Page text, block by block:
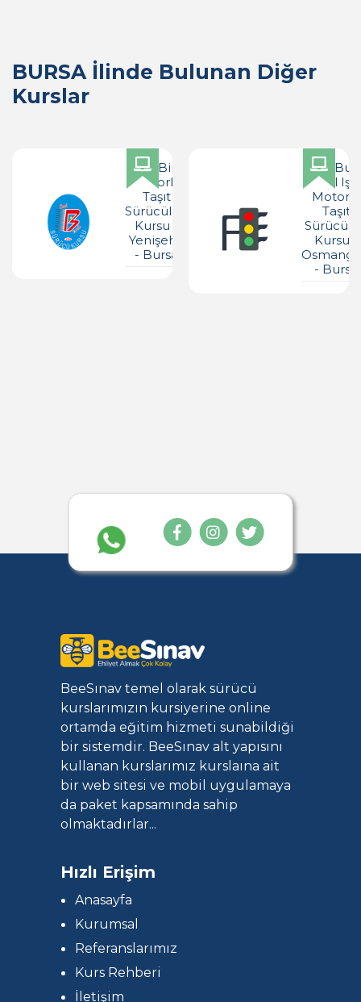
BURSA İlinde Bulunan Diğer
Kurslar
Özel Birol
Motorlu
Taşıt
Sürücüleri
Kursu -
Yenişehir
- Bursa
Özel
Yeşil Işık
Motorlu
Taşıt
Kursu -
- Bursa
BeeSınav temel olarak sürücü
kurslarımızın kursiyerine online
ortamda eğitim hizmeti sunabildiği
bir sistemdir. BeeSınav alt yapısını
kullanan kurslarımız kurslaına ait
bir web sitesi ve mobil uygulamaya
da paket kapsamında sahip
olmaktadırlar...
Hızlı Erişim
Anasayfa
Kurumsal
Referanslarımız
Kurs Rehberi
İletişim